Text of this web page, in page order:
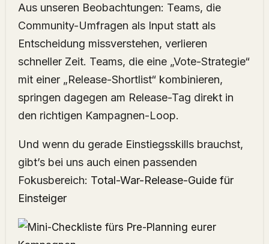
Aus unseren Beobachtungen: Teams, die
Community-Umfragen als Input statt als
Entscheidung missverstehen, verlieren
schneller Zeit. Teams, die eine „Vote-Strategie“
mit einer „Release-Shortlist“ kombinieren,
springen dagegen am Release-Tag direkt in
den richtigen Kampagnen-Loop.
Und wenn du gerade Einstiegsskills brauchst,
gibt’s bei uns auch einen passenden
Fokusbereich: Total-War-Release-Guide für
Einsteiger